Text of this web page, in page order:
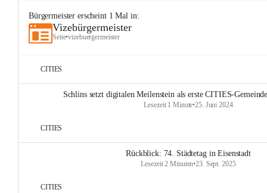
Bürgermeister erscheint 1 Mal in:
Vizebürgermeister
Seite•vizebuergermeister
CITIES
Schlins setzt digitalen Meilenstein als erste CITIES-
Lesezeit 1 Minute•25. Juni 2024
CITIES
Rückblick: 74. Städtetag in Eisenstadt
Lesezeit 2 Minuten•23. Sept. 2025
CITIES